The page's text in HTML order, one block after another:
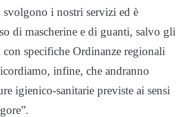
svolgono i nostri servizi ed è
di mascherine e di guanti, salvo gli
specifiche Ordinanze regionali
infine, che andranno
igienico-sanitarie previste ai sensi